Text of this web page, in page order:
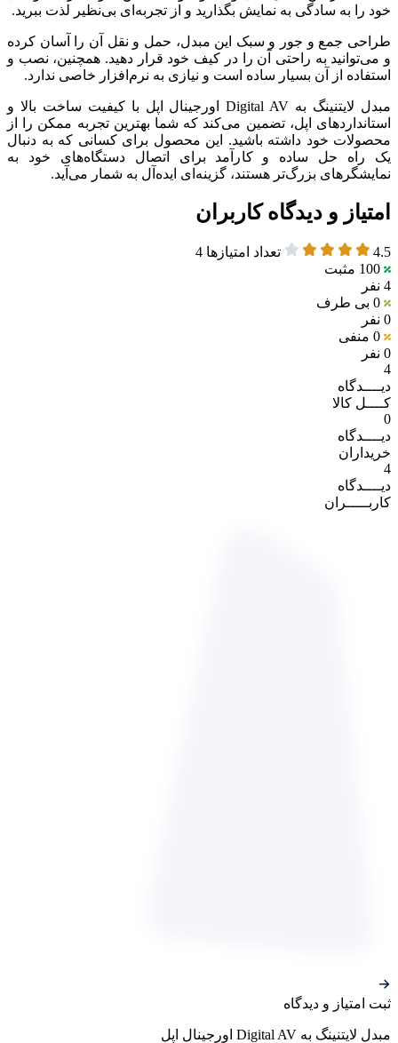
خود را به سادگی به نمایش بگذارید و از تجربه‌ای بی‌نظیر لذت ببرید.
طراحی جمع و جور و سبک این مبدل، حمل و نقل آن را آسان کرده
و می‌توانید به راحتی آن را در کیف خود قرار دهید. همچنین، نصب و
استفاده از آن بسیار ساده است و نیازی به نرم‌افزار خاصی ندارد.
مبدل لایتنینگ به Digital AV اورجینال اپل با کیفیت ساخت بالا و
استانداردهای اپل، تضمین می‌کند که شما بهترین تجربه ممکن را از
محصولات خود داشته باشید. این محصول برای کسانی که به دنبال
یک راه حل ساده و کارآمد برای اتصال دستگاه‌های خود به
نمایشگرهای بزرگ‌تر هستند، گزینه‌ای ایده‌آل به شمار می‌آید.
امتیاز و دیدگاه کاربران
4.5 تعداد امتیازها 4
100 مثبت
4 نفر
0 بی طرف
0 نفر
0 منفی
0 نفر
4
دیــــدگاه
کــــل کالا
0
دیــــدگاه
خریداران
4
دیــــدگاه
کاربـــــران
ثبت‌ امتیاز‌ و‌ دیدگاه
مبدل لایتنینگ به Digital AV اورجینال اپل